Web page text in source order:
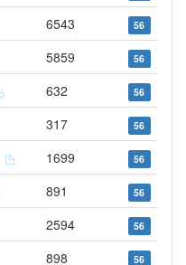
6543 56
5859 56
632 56
317 56
1699 56
891 56
2594 56
898 56